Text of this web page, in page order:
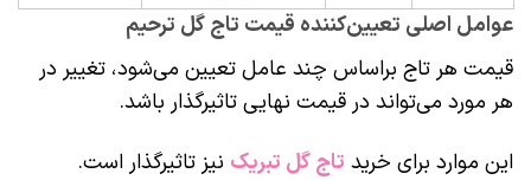
عوامل اصلی تعیین‌کننده قیمت تاج گل ترحیم
قیمت هر تاج براساس چند عامل تعیین می‌شود، تغییر در
هر مورد می‌تواند در قیمت نهایی تاثیرگذار باشد.
این موارد برای خرید تاج گل تبریک نیز تاثیرگذار است.